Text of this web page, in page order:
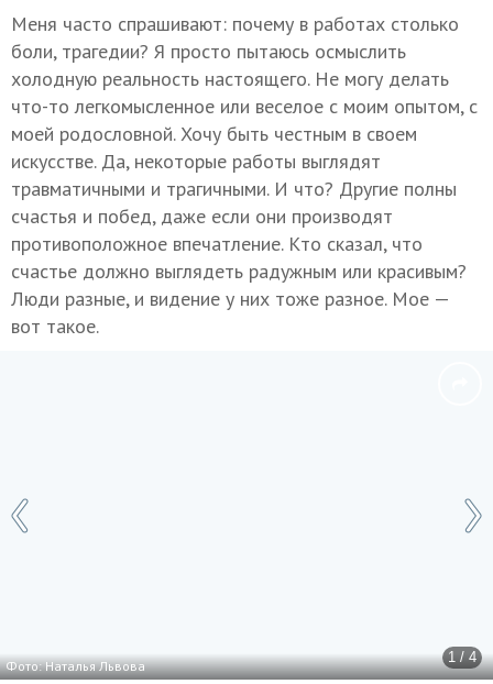
Меня часто спрашивают: почему в работах столько
боли, трагедии? Я просто пытаюсь осмыслить
холодную реальность настоящего. Не могу делать
что-то легкомысленное или веселое с моим опытом, с
моей родословной. Хочу быть честным в своем
искусстве. Да, некоторые работы выглядят
травматичными и трагичными. И что? Другие полны
счастья и побед, даже если они производят
противоположное впечатление. Кто сказал, что
счастье должно выглядеть радужным или красивым?
Люди разные, и видение у них тоже разное. Мое —
вот такое.
1 / 4
Фото: Наталья Львова